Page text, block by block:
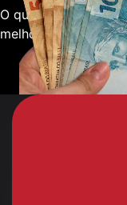
O que está
melhor sobre como